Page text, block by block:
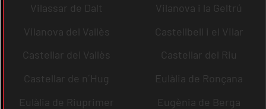
Vilassar de Dalt
Vilanova i la Geltrú
Vilanova del Vallès
Castellbell i el Vilar
Castellar del Vallès
Castellar del Riu
Castellar de n´Hug
Eulàlia de Ronçana
Eulàlia de Riuprimer
Eugènia de Berga